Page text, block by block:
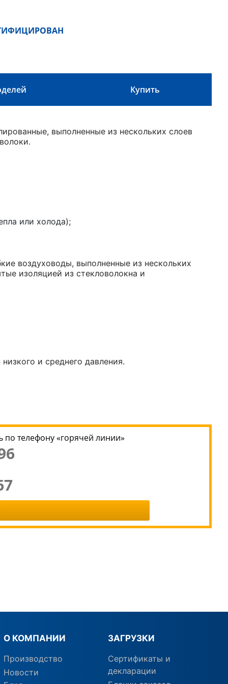
Купить
выполненные из нескольких слоев
или холода);
воздуховоды, выполненные из нескольких
изоляцией из стекловолокна и
и среднего давления.
телефону «горячей линии»
О КОМПАНИИ
Производство
Новости
ЗАГРУЗКИ
Сертификаты и
декларации